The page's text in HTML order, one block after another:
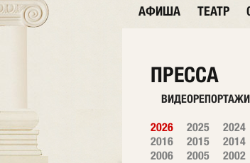
АФИША ТЕАТР
ПРЕССА
ВИДЕОРЕПОРТАЖИ
2026 2025 2024
2016
2015 2014
2006
2005 2002